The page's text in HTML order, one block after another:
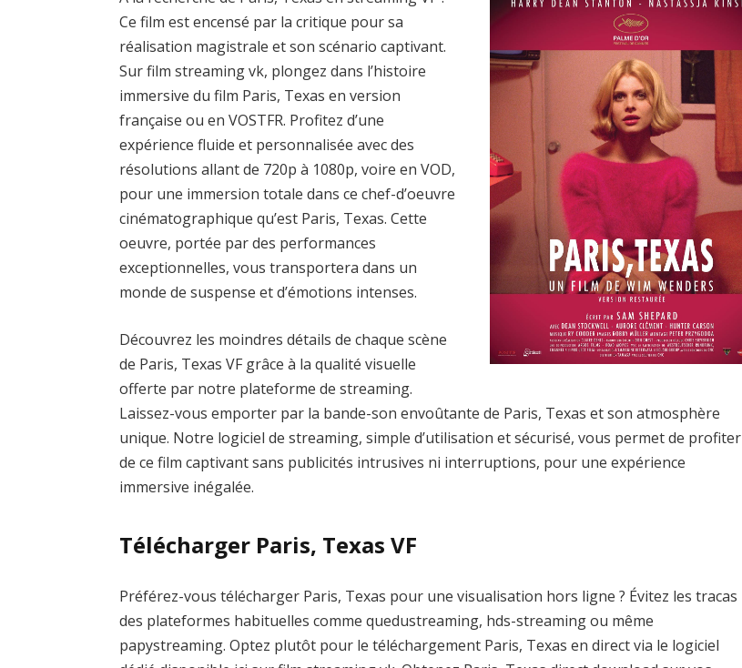
Ce film est encensé par la critique pour sa
réalisation magistrale et son scénario captivant.
Sur film streaming vk, plongez dans l’histoire
immersive du film Paris, Texas en version
française ou en VOSTFR. Profitez d’une
expérience fluide et personnalisée avec des
résolutions allant de 720p à 1080p, voire en VOD,
pour une immersion totale dans ce chef-d’oeuvre
cinématographique qu’est Paris, Texas. Cette
oeuvre, portée par des performances
exceptionnelles, vous transportera dans un
monde de suspense et d’émotions intenses.
Découvrez les moindres détails de chaque scène
de Paris, Texas VF grâce à la qualité visuelle
offerte par notre plateforme de streaming.
Laissez-vous emporter par la bande-son envoûtante de Paris, Texas et son atmosphère
unique. Notre logiciel de streaming, simple d’utilisation et sécurisé, vous permet de profiter
de ce film captivant sans publicités intrusives ni interruptions, pour une expérience
immersive inégalée.
Télécharger Paris, Texas VF
Préférez-vous télécharger Paris, Texas pour une visualisation hors ligne ? Évitez les tracas
des plateformes habituelles comme quedustreaming, hds-streaming ou même
papystreaming. Optez plutôt pour le téléchargement Paris, Texas en direct via le logiciel